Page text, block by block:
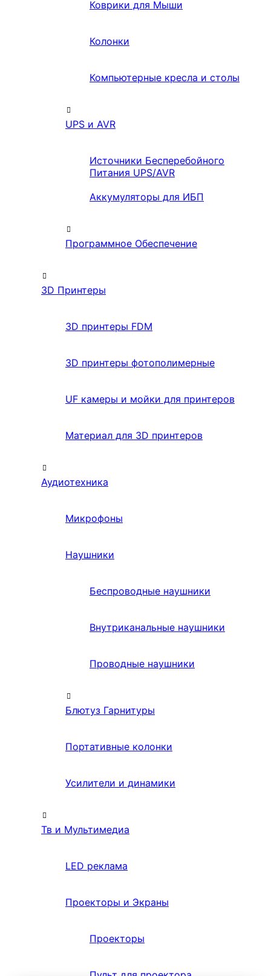
Коврики для Мыши
Колонки
Компьютерные кресла и столы
UPS и AVR
Источники Бесперебойного
Питания UPS/AVR
Аккумуляторы для ИБП
Программное Обеспечение
3D Принтеры
3D принтеры FDM
3D принтеры фотополимерные
UF камеры и мойки для принтеров
Материал для 3D принтеров
Аудиотехника
Микрофоны
Наушники
Беспроводные наушники
Внутриканальные наушники
Проводные наушники
Блютуз Гарнитуры
Портативные колонки
Усилители и динамики
Тв и Мультимедиа
LED реклама
Проекторы и Экраны
Проекторы